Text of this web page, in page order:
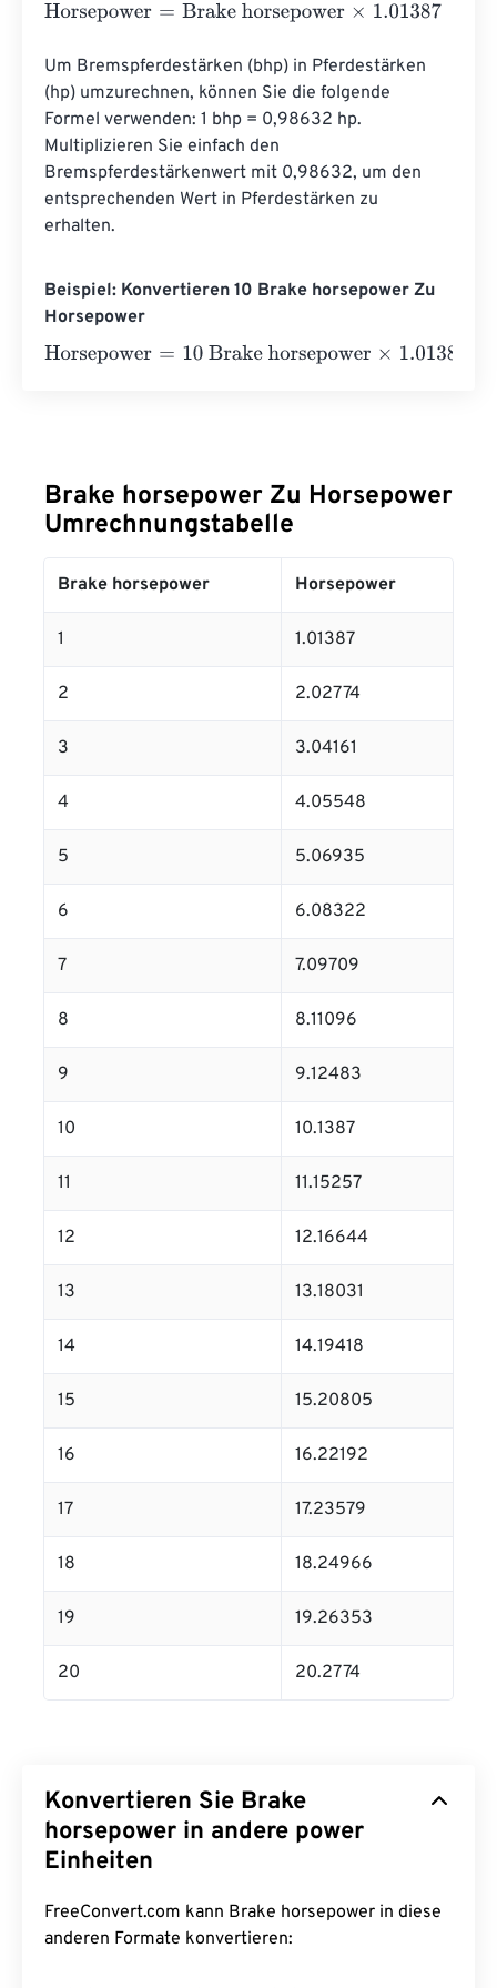
Horsepower= Brake horsepower×1.01387
Um Bremspferdestärken (bhp) in Pferdestärken
(hp) umzurechnen, können Sie die folgende
Formel verwenden: 1 bhp = 0,98632 hp.
Multiplizieren Sie einfach den
Bremspferdestärkenwert mit 0,98632, um den
entsprechenden Wert in Pferdestärken zu
erhalten.
Beispiel: Konvertieren 10 Brake horsepower Zu
Horsepower
Horsepower= 10 Brake horsepower×1.01387 =10.1387
Brake horsepower Zu Horsepower
Umrechnungstabelle
Brake horsepower Horsepower
1 1.01387
2 2.02774
3 3.04161
4 4.05548
5 5.06935
6 6.08322
7 7.09709
8 8.11096
9 9.12483
10 10.1387
11 11.15257
12 12.16644
13 13.18031
14 14.19418
15 15.20805
16 16.22192
17 17.23579
18 18.24966
19 19.26353
20 20.2774
Konvertieren Sie Brake
horsepower in andere power
Einheiten
FreeConvert.com kann Brake horsepower in diese
anderen Formate konvertieren: